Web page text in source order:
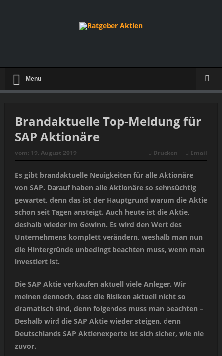
Menu
Brandaktuelle Top-Meldung für
SAP Aktionäre
vom: 19. August 2019 Drucken Email
Es gibt brandaktuelle Neuigkeiten für alle Aktionäre
von SAP. Darauf haben alle Aktionäre so sehnsüchtig
gewartet, denn das ist der Hauptgrund warum die Aktie
schon seit Tagen ansteigt. Auch heute ist die Aktie,
deshalb wieder im Gewinn. Es wird den Wert des
Unternehmens komplett verändern, weshalb man nun
die Hintergründe unbedingt beachten muss, wenn man
investiert ist.
Die SAP Aktie verkaufen aktuell viele Anleger. Wir
meinen dennoch, dass die Risiken aktuell nicht so
dramatisch sind, denn folgendes muss man beachten –
Deshalb wird die SAP Aktie wieder steigen, denn
Deutschlands SAP Aktienexperte ist sich sicher, wie nie
zuvor.